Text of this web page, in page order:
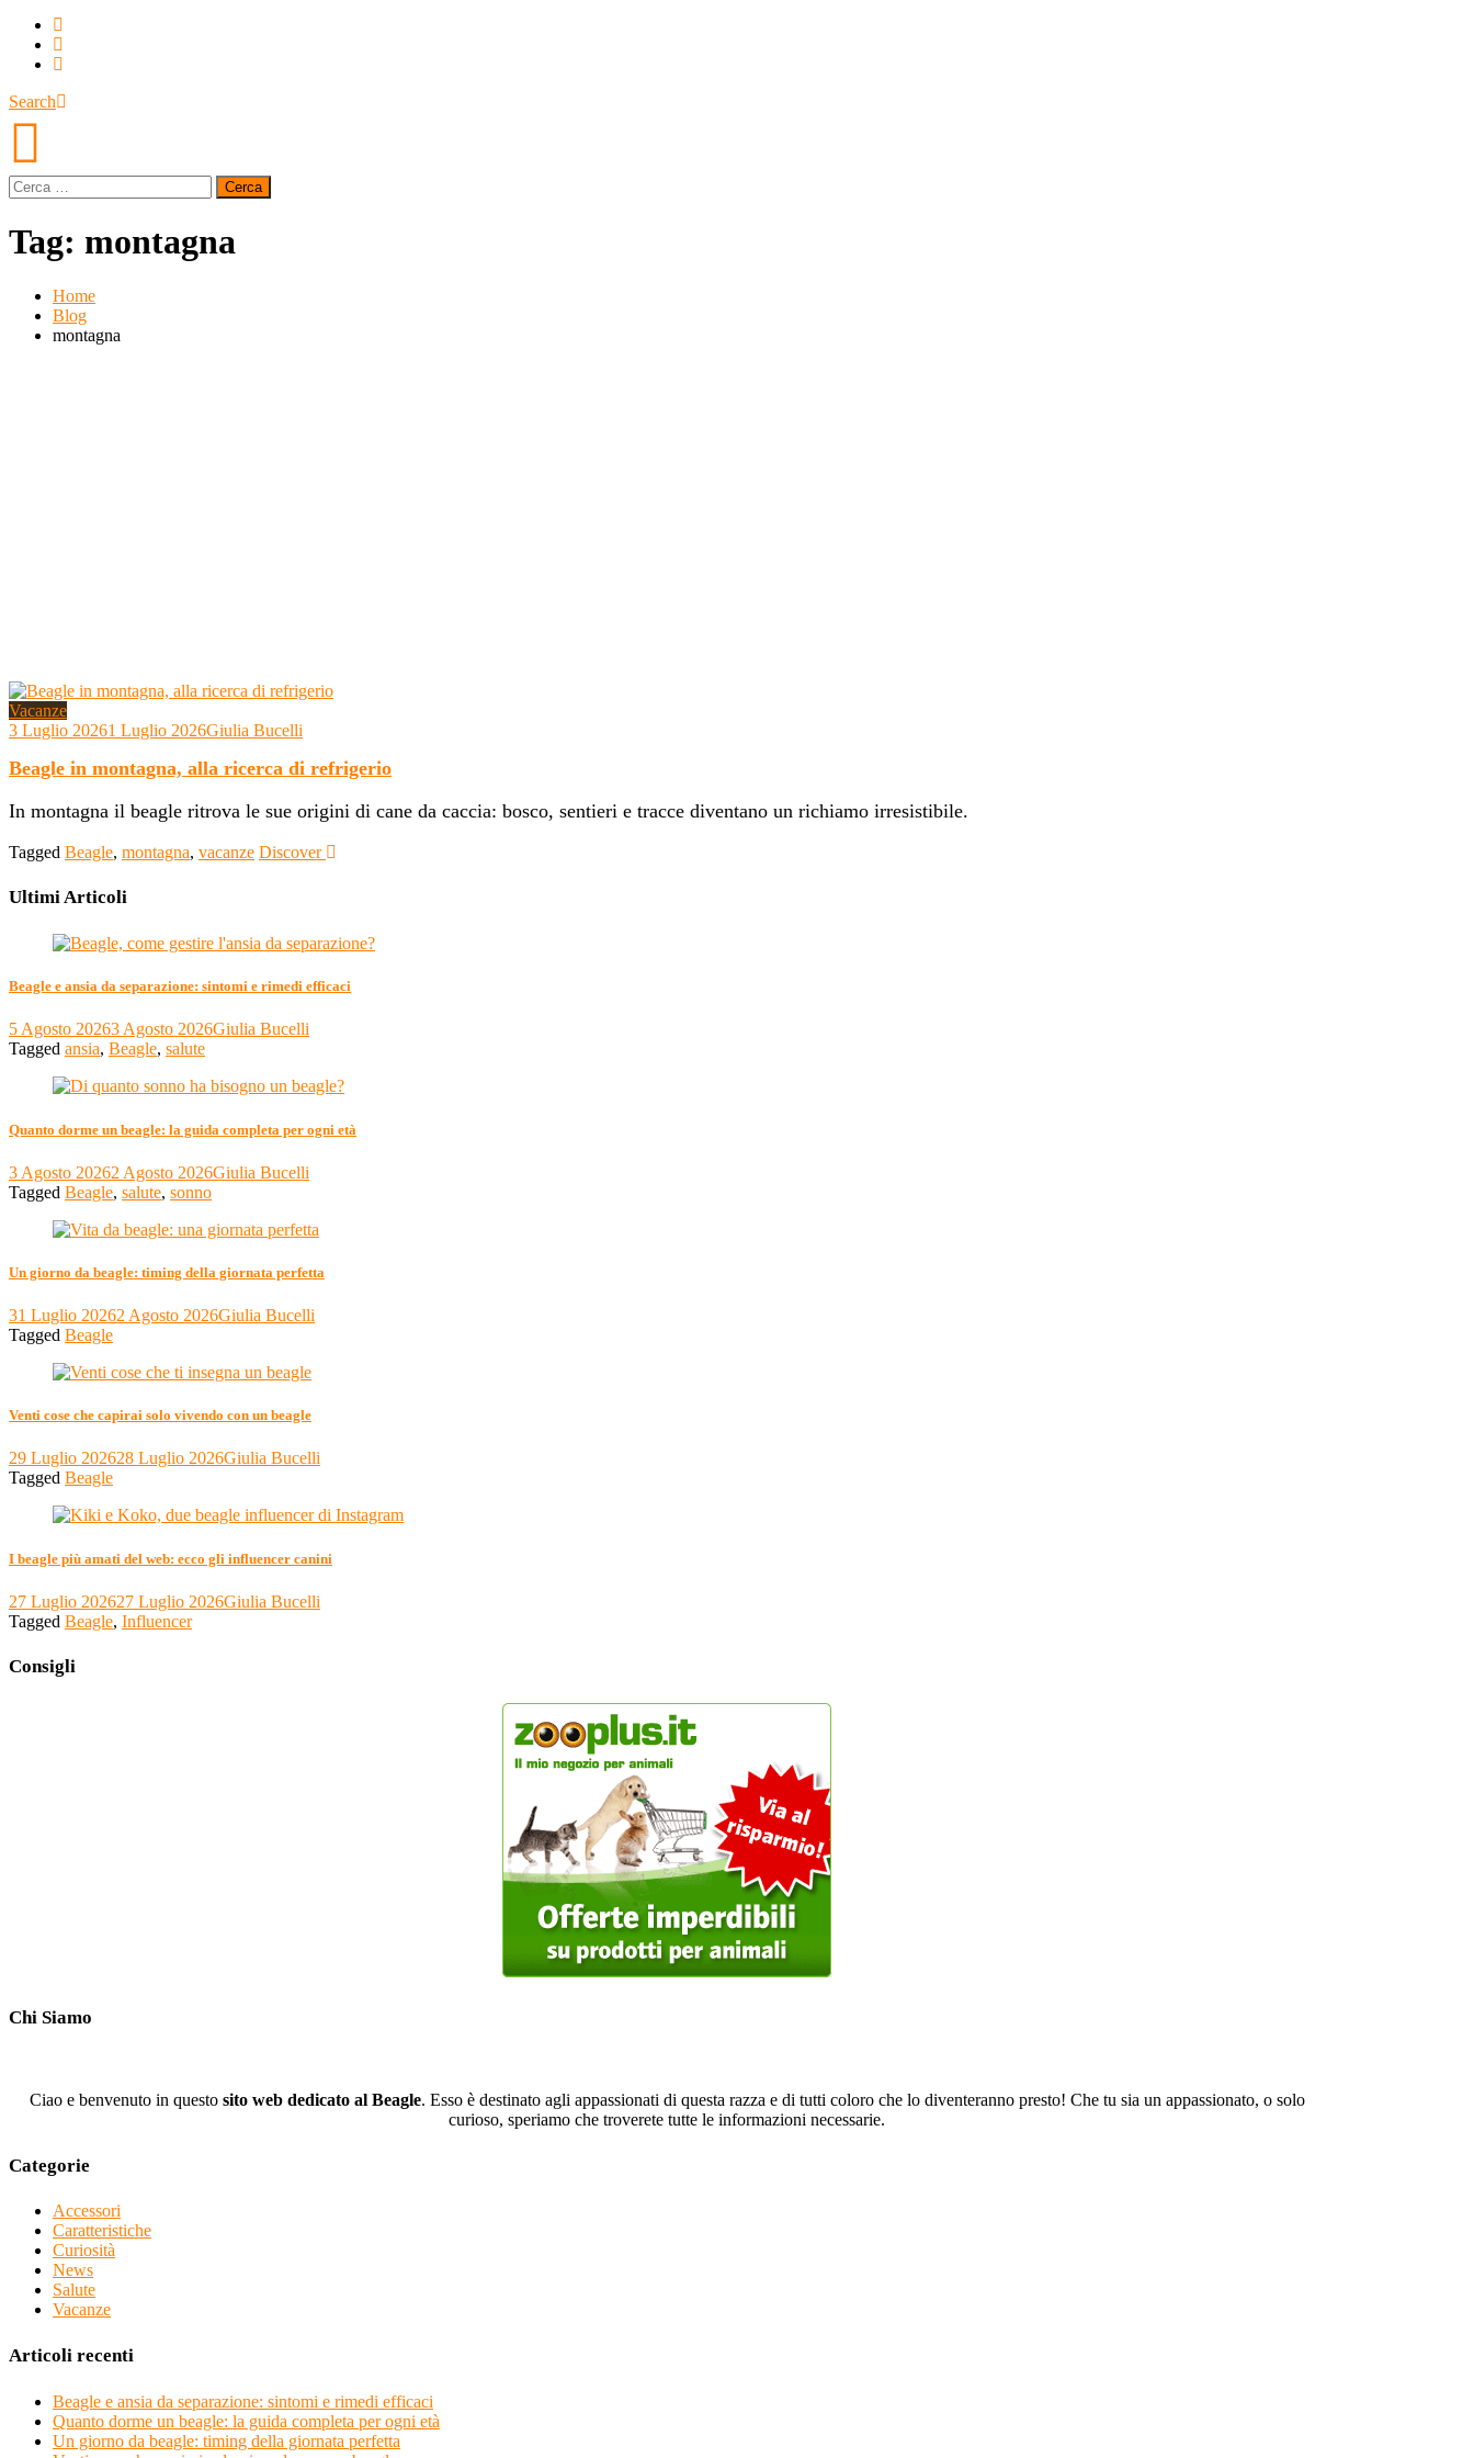
Search
Ricerca
per:
Tag: montagna
Home
Blog
montagna
Vacanze
3 Luglio 20261 Luglio 2026Giulia Bucelli
Beagle in montagna, alla ricerca di refrigerio
In montagna il beagle ritrova le sue origini di cane da caccia: bosco, sentieri e tracce diventano un richiamo irresistibile.
Tagged Beagle, montagna, vacanze Discover
Ultimi Articoli
Beagle e ansia da separazione: sintomi e rimedi efficaci
5 Agosto 20263 Agosto 2026Giulia Bucelli
Tagged ansia, Beagle, salute
Quanto dorme un beagle: la guida completa per ogni età
3 Agosto 20262 Agosto 2026Giulia Bucelli
Tagged Beagle, salute, sonno
Un giorno da beagle: timing della giornata perfetta
31 Luglio 20262 Agosto 2026Giulia Bucelli
Tagged Beagle
Venti cose che capirai solo vivendo con un beagle
29 Luglio 202628 Luglio 2026Giulia Bucelli
Tagged Beagle
I beagle più amati del web: ecco gli influencer canini
27 Luglio 202627 Luglio 2026Giulia Bucelli
Tagged Beagle, Influencer
Consigli
Chi Siamo
Ciao e benvenuto in questosito web dedicato al Beagle. Esso è destinato agli appassionati di questa razza e di tutti coloro che lo diventeranno presto! Che tu sia un appassionato, o solo
curioso, speriamo che troverete tutte le informazioni necessarie.
Categorie
Accessori
Caratteristiche
Curiosità
News
Salute
Vacanze
Articoli recenti
Beagle e ansia da separazione: sintomi e rimedi efficaci
Quanto dorme un beagle: la guida completa per ogni età
Un giorno da beagle: timing della giornata perfetta